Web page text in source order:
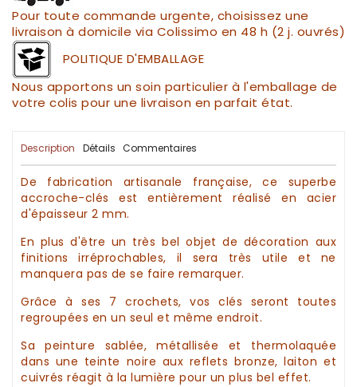
Pour toute commande urgente, choisissez une
livraison à domicile via Colissimo en 48 h (2 j. ouvrés)
POLITIQUE D'EMBALLAGE
Nous apportons un soin particulier à l'emballage de
votre colis pour une livraison en parfait état.
Description Détails Commentaires
De fabrication artisanale française, ce superbe
accroche-clés est entièrement réalisé en acier
d'épaisseur 2 mm.
En plus d'être un très bel objet de décoration aux
finitions irréprochables, il sera très utile et ne
manquera pas de se faire remarquer.
Grâce à ses 7 crochets, vos clés seront toutes
regroupées en un seul et même endroit.
Sa peinture sablée, métallisée et thermolaquée
dans une teinte noire aux reflets bronze, laiton et
cuivrés réagit à la lumière pour un plus bel effet.